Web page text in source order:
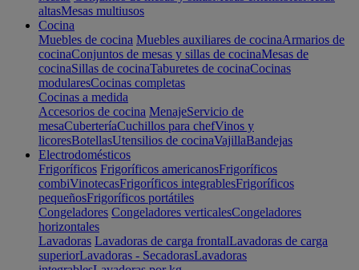
altasMesas multiusos
Cocina
Muebles de cocina Muebles auxiliares de cocinaArmarios de
cocinaConjuntos de mesas y sillas de cocinaMesas de
cocinaSillas de cocinaTaburetes de cocinaCocinas
modularesCocinas completas
Cocinas a medida
Accesorios de cocina MenajeServicio de
mesaCuberteríaCuchillos para chefVinos y
licoresBotellasUtensilios de cocinaVajillaBandejas
Electrodomésticos
Frigoríficos Frigoríficos americanosFrigoríficos
combiVinotecasFrigoríficos integrablesFrigoríficos
pequeñosFrigoríficos portátiles
Congeladores Congeladores verticalesCongeladores
horizontales
Lavadoras Lavadoras de carga frontalLavadoras de carga
superiorLavadoras - SecadorasLavadoras